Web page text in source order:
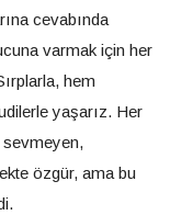
cevabında
varmak için her
hem
yaşarız. Her
sevmeyen,
özgür, ama bu